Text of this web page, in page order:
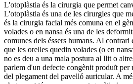
L'otoplàstia és la cirurgia que permet
L'otoplàstia és una de les cirurgies que
és la cirurgia facial més comuna en el
volades o en nansa és una de les
comunes dels éssers humans. Al
que les orelles quedin volades (o en
no es deu a una mala postura al llit o
parlem d'un defecte congènit produït
del plegament del pavelló auricular. A